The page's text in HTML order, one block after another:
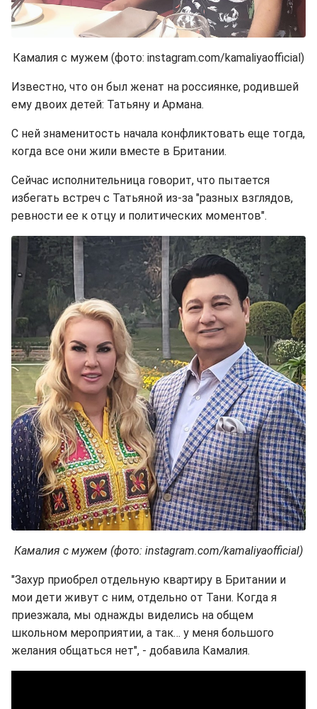
Камалия с мужем (фото: instagram.com/kamaliyaofficial)
Известно, что он был женат на россиянке, родившей
ему двоих детей: Татьяну и Армана.
С ней знаменитость начала конфликтовать еще тогда,
когда все они жили вместе в Британии.
Сейчас исполнительница говорит, что пытается
избегать встреч с Татьяной из-за "разных взглядов,
ревности ее к отцу и политических моментов".
Камалия с мужем (фото: instagram.com/kamaliyaofficial)
"Захур приобрел отдельную квартиру в Британии и
мои дети живут с ним, отдельно от Тани. Когда я
приезжала, мы однажды виделись на общем
школьном мероприятии, а так… у меня большого
желания общаться нет", - добавила Камалия.